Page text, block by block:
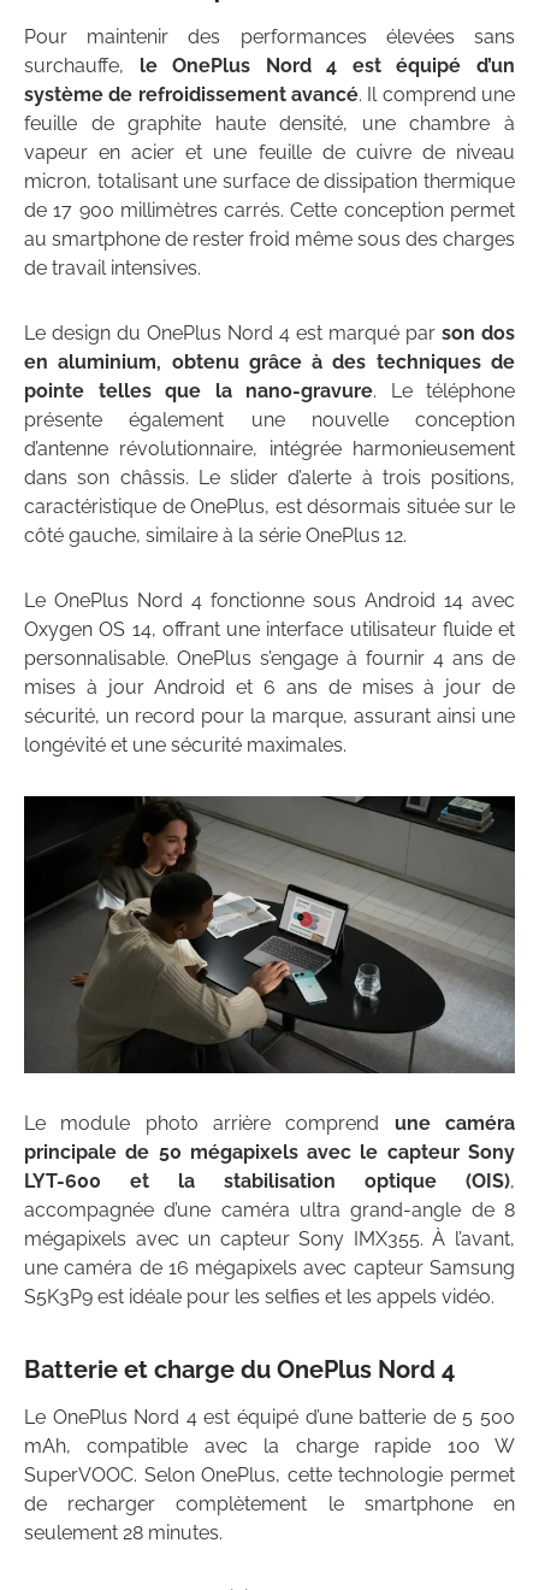
Pour maintenir des performances élevées sans
surchauffe, le OnePlus Nord 4 est équipé d’un
système de refroidissement avancé. Il comprend une
feuille de graphite haute densité, une chambre à
vapeur en acier et une feuille de cuivre de niveau
micron, totalisant une surface de dissipation thermique
de 17 900 millimètres carrés. Cette conception permet
au smartphone de rester froid même sous des charges
de travail intensives.
Le design du OnePlus Nord 4 est marqué par son dos
en aluminium, obtenu grâce à des techniques de
pointe telles que la nano-gravure. Le téléphone
présente également une nouvelle conception
d’antenne révolutionnaire, intégrée harmonieusement
dans son châssis. Le slider d’alerte à trois positions,
caractéristique de OnePlus, est désormais située sur le
côté gauche, similaire à la série OnePlus 12.
Le OnePlus Nord 4 fonctionne sous Android 14 avec
Oxygen OS 14, offrant une interface utilisateur fluide et
personnalisable. OnePlus s’engage à fournir 4 ans de
mises à jour Android et 6 ans de mises à jour de
sécurité, un record pour la marque, assurant ainsi une
longévité et une sécurité maximales.
Le module photo arrière comprend une caméra
principale de 50 mégapixels avec le capteur Sony
LYT-600 et la stabilisation optique (OIS),
accompagnée d’une caméra ultra grand-angle de 8
mégapixels avec un capteur Sony IMX355. À l’avant,
une caméra de 16 mégapixels avec capteur Samsung
S5K3P9 est idéale pour les selfies et les appels vidéo.
Batterie et charge du OnePlus Nord 4
Le OnePlus Nord 4 est équipé d’une batterie de 5 500
mAh, compatible avec la charge rapide 100 W
SuperVOOC. Selon OnePlus, cette technologie permet
de recharger complètement le smartphone en
seulement 28 minutes.